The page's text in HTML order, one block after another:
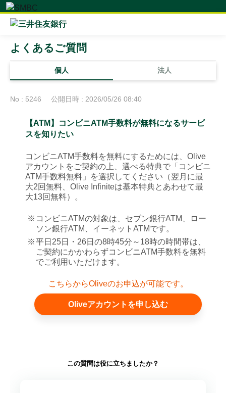
個人 法人
よくあるご質問
No : 5246 公開日時 : 2026/05/26 08:40
【ATM】コンビニATM手数料が無料になるサービ
スを知りたい
コンビニATM手数料を無料にするためには、Olive
アカウントをご契約の上、選べる特典で「コンビニ
ATM手数料無料」を選択してください（翌月に最
大2回無料、Olive Infiniteは基本特典とあわせて最
大13回無料）。
※ コンビニATMの対象は、セブン銀行ATM、ロー
ソン銀行ATM、イーネットATMです。
※平日25日・26日の8時45分～18時の時間帯は、
ご契約にかかわらずコンビニATM手数料を無料
でご利用いただけます。
こちらからOliveのお申込が可能です。
Oliveアカウントを申し込む
この質問は役に立ちましたか？